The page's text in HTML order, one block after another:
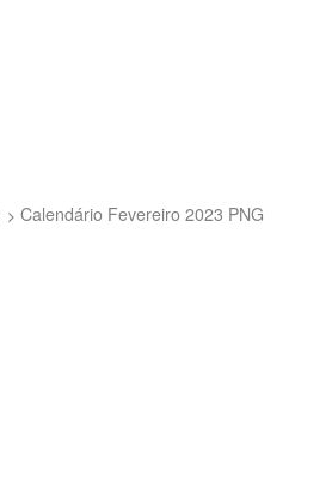
Calendário Fevereiro 2023 PNG